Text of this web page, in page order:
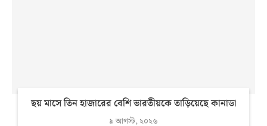
ছয় মাসে তিন হাজারের বেশি ভারতীয়কে তাড়িয়েছে কানাডা
৯ আগস্ট, ২০২৬